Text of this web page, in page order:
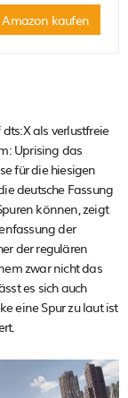
Amazon kaufen
als verlustfreie
Uprising das
für die hiesigen
deutsche Fassung
können, zeigt
der
der regulären
zwar nicht das
es sich auch
eine Spur zu laut ist